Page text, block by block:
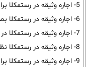
5- اجاره وثیقه در رستمکلا برای ارائه به بانک
6- اجاره وثیقه در رستمکلا بصورت ملکی
7- اجاره وثیقه در رستمکلا در حوادث رانندگی
8- اجاره وثیقه در رستمکلا نظام وظیفه برای خروج مشمولان سربازی از کشور
9- اجاره وثیقه در رستمکلا برای تعزیرات حکومتی